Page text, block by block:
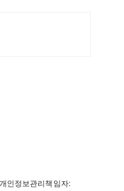
인정보관리책임자: